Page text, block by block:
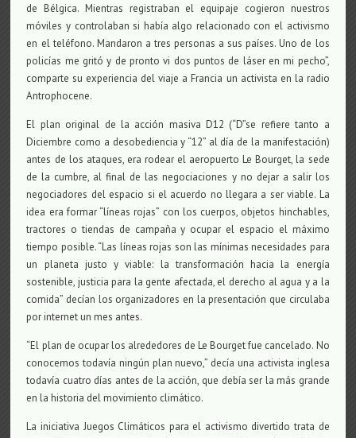
de Bélgica. Mientras registraban el equipaje cogieron nuestros
móviles y controlaban si había algo relacionado con el activismo
en el teléfono. Mandaron a tres personas a sus países. Uno de los
policías me gritó y de pronto vi dos puntos de láser en mi pecho”,
comparte su experiencia del viaje a Francia un activista en la radio
Antrophocene.
El plan original de la acción masiva D12 (“D”se refiere tanto a
Diciembre como a desobediencia y “12” al día de la manifestación)
antes de los ataques, era rodear el aeropuerto Le Bourget, la sede
de la cumbre, al final de las negociaciones y no dejar a salir los
negociadores del espacio si el acuerdo no llegara a ser viable. La
idea era formar “líneas rojas” con los cuerpos, objetos hinchables,
tractores o tiendas de campaña y ocupar el espacio el máximo
tiempo posible. “Las líneas rojas son las mínimas necesidades para
un planeta justo y viable: la transformación hacia la energía
sostenible, justicia para la gente afectada, el derecho al agua y a la
comida” decían los organizadores en la presentación que circulaba
por internet un mes antes.
“El plan de ocupar los alrededores de Le Bourget fue cancelado. No
conocemos todavía ningún plan nuevo,” decía una activista inglesa
todavía cuatro días antes de la acción, que debía ser la más grande
en la historia del movimiento climático.
La iniciativa Juegos Climáticos para el activismo divertido trata de